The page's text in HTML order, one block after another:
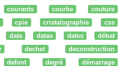
courants courbe
couture
cpie cristalographie
css
data datas dates
débat
dechet
deconstruction
defont degré
démarrage